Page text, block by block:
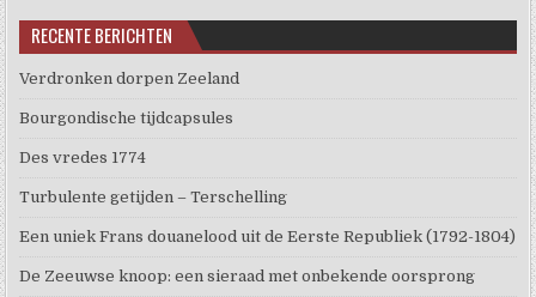
RECENTE BERICHTEN
Verdronken dorpen Zeeland
Bourgondische tijdcapsules
Des vredes 1774
Turbulente getijden – Terschelling
Een uniek Frans douanelood uit de Eerste Republiek (1792-1804)
De Zeeuwse knoop: een sieraad met onbekende oorsprong